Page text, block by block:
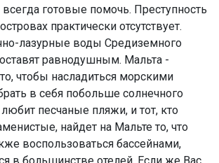
готовые помочь. Преступность
практически отсутствует.
лазурные воды Средиземного
равнодушным. Мальта -
чтобы насладиться морскими
в себя побольше солнечного
любит песчаные пляжи, и тот, кто
найдет на Мальте то, что
воспользоваться бассейнами,